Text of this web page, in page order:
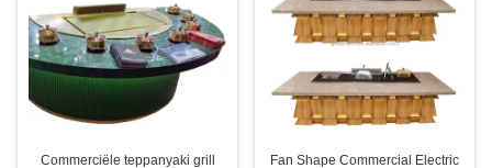
Commerciële teppanyaki grill
Fan Shape Commercial Electric